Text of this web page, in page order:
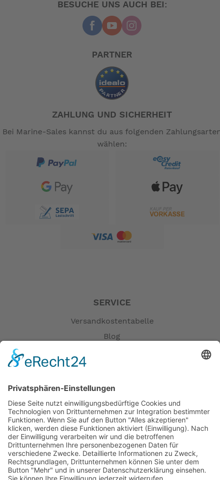
BESUCHE UNS AUCH BEI:
PARTNER
ZAHLUNG UND SICHERHEIT
Bei Marine-Sales kannst du aus folgenden
wählen:
SERVICE
Versandkostentabelle
Blog
Versandpartner
Verfügbarkeiten
Zahlung und Versand
Datenschutz
Fernabsatz